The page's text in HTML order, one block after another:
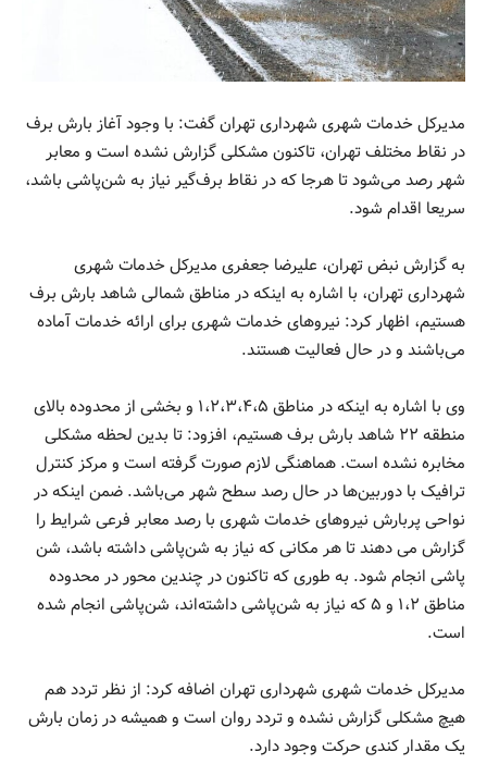
مدیرکل خدمات شهری شهرداری تهران گفت: با وجود آغاز بارش برف
در نقاط مختلف تهران، تاکنون مشکلی گزارش نشده است و معابر
شهر رصد می‌شود تا هرجا که در نقاط برف‌گیر نیاز به شن‌پاشی باشد،
سریعا اقدام شود.
به گزارش نبض تهران، علیرضا جعفری مدیرکل خدمات شهری
شهرداری تهران، با اشاره به اینکه در مناطق شمالی شاهد بارش برف
هستیم، اظهار کرد: نیروهای خدمات شهری برای ارائه خدمات آماده
می‌باشند و در حال فعالیت هستند.
وی با اشاره به اینکه در مناطق ۱،۲،۳،۴،۵ و بخشی از محدوده بالای
منطقه ۲۲ شاهد بارش برف هستیم، افزود: تا بدین لحظه مشکلی
مخابره نشده است. هماهنگی لازم صورت گرفته است و مرکز کنترل
ترافیک با دوربین‌ها در حال رصد سطح شهر می‌باشد. ضمن اینکه در
نواحی پربارش نیروهای خدمات شهری با رصد معابر فرعی شرایط را
گزارش می دهند تا هر مکانی که نیاز به شن‌پاشی داشته باشد، شن‌
پاشی انجام شود. به طوری که تاکنون در چندین محور در محدوده
مناطق ۱،۲ و ۵ که نیاز به شن‌پاشی داشته‌اند، شن‌پاشی انجام شده
است.
مدیرکل خدمات شهری شهرداری تهران اضافه کرد: از نظر تردد هم
هیچ مشکلی گزارش نشده و تردد روان ‌است و همیشه در زمان بارش
یک مقدار کندی حرکت وجود دارد.